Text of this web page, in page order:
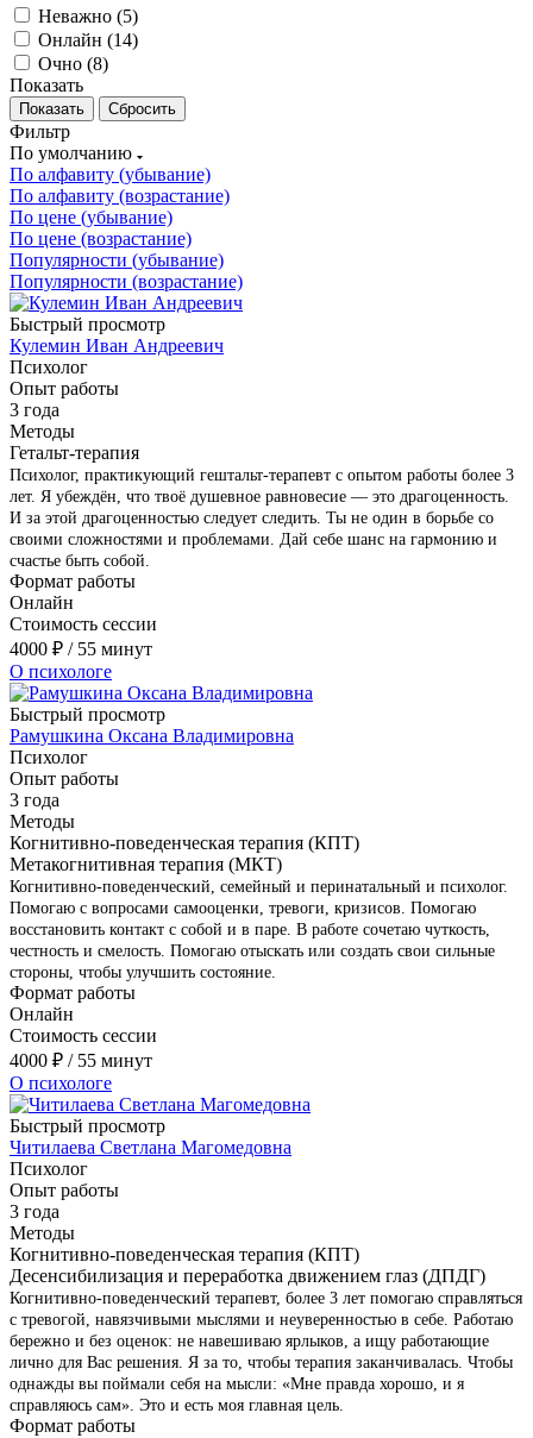
Неважно (5)
Онлайн (14)
Очно (8)
Показать
Сбросить
Фильтр
По умолчанию
По алфавиту (убывание)
По алфавиту (возрастание)
По цене (убывание)
По цене (возрастание)
Популярности (убывание)
Популярности (возрастание)
Быстрый просмотр
Кулемин Иван Андреевич
Психолог
Опыт работы
3 года
Методы
Гетальт-терапия
Психолог, практикующий гештальт-терапевт с опытом работы более 3
лет. Я убеждён, что твоё душевное равновесие — это драгоценность.
И за этой драгоценностью следует следить. Ты не один в борьбе со
своими сложностями и проблемами. Дай себе шанс на гармонию и
счастье быть собой.
Формат работы
Онлайн
Стоимость сессии
4000 ₽ / 55 минут
О психологе
Быстрый просмотр
Рамушкина Оксана Владимировна
Психолог
Опыт работы
3 года
Методы
Когнитивно-поведенческая терапия (КПТ)
Метакогнитивная терапия (МКТ)
Когнитивно-поведенческий, семейный и перинатальный и психолог.
Помогаю с вопросами самооценки, тревоги, кризисов. Помогаю
восстановить контакт с собой и в паре. В работе сочетаю чуткость,
честность и смелость. Помогаю отыскать или создать свои сильные
стороны, чтобы улучшить состояние.
Формат работы
Онлайн
Стоимость сессии
4000 ₽ / 55 минут
О психологе
Быстрый просмотр
Читилаева Светлана Магомедовна
Психолог
Опыт работы
3 года
Методы
Когнитивно-поведенческая терапия (КПТ)
Десенсибилизация и переработка движением глаз (ДПДГ)
Когнитивно-поведенческий терапевт, более 3 лет помогаю справляться
с тревогой, навязчивыми мыслями и неуверенностью в себе. Работаю
бережно и без оценок: не навешиваю ярлыков, а ищу работающие
лично для Вас решения. Я за то, чтобы терапия заканчивалась. Чтобы
однажды вы поймали себя на мысли: «Мне правда хорошо, и я
справляюсь сам». Это и есть моя главная цель.
Формат работы